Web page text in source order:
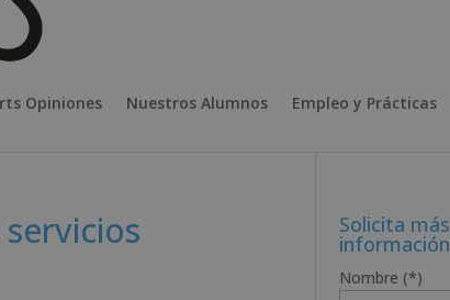
Opiniones Nuestros Alumnos Empleo y Prácticas
Solicita más
información
Nombre (*)